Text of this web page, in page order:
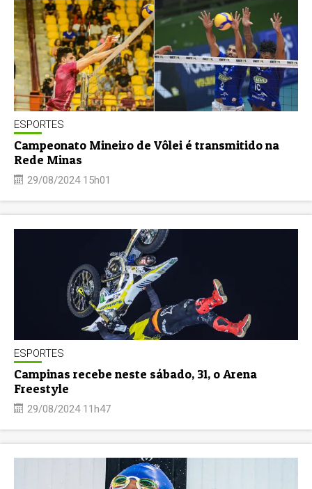
ESPORTES
Campeonato Mineiro de Vôlei é transmitido na
Rede Minas
29/08/2024 15h01
ESPORTES
Campinas recebe neste sábado, 31, o Arena
Freestyle
29/08/2024 11h47